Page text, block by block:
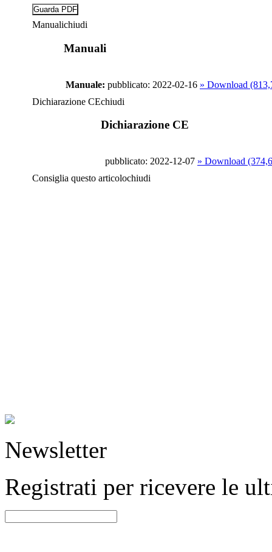
Manualichiudi
Manuali
Manuale: pubblicato: 2022-02-16 » Download
Dichiarazione CEchiudi
Dichiarazione CE
pubblicato: 2022-12-07 » Download
Consiglia questo articolochiudi
Newsletter
Registrati per ricevere le